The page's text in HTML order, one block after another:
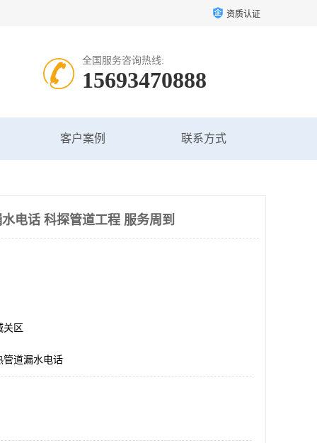
资质认证
全国服务咨询热线:
15693470888
客户案例 联系方式
电话 科探管道工程 服务周到
关区
管道漏水电话